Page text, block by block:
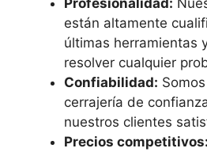
Profesionalidad:
están altamente
últimas herramientas
resolver cualquier
Confiabilidad:
cerrajería de
nuestros clientes
Precios competitivos: